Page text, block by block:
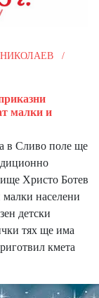
НИКОЛАЕВ /
малки и
в Сливо поле ще
Христо Ботев
малки населени
детски
тях ще има
кмета